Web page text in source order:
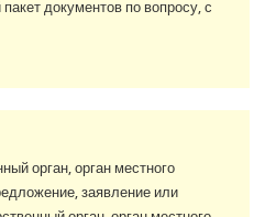
документов по вопросу, с
орган, орган местного
заявление или